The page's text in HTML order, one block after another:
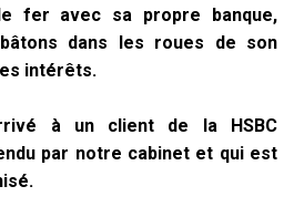
fer avec sa propre banque,
dans les roues de son
intérêts.
à un client de la HSBC
par notre cabinet et qui est